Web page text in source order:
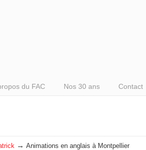
du FAC Nos 30 ans Contact
→ Animations en anglais à Montpellier